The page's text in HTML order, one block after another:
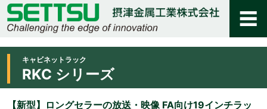
キャビネットラック
RKC シリーズ
【新型】ロングセラーの放送・映像 FA向け19インチラッ